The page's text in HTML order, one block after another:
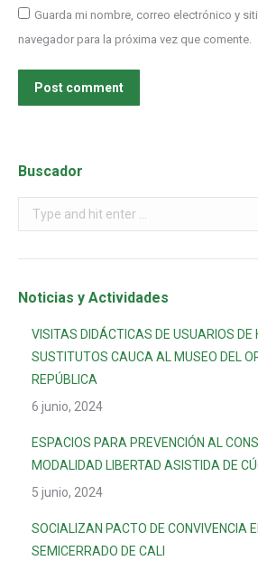
Guarda mi nombre, correo electrónico y
navegador para la próxima vez que comente.
Post comment
Buscador
Noticias y Actividades
VISITAS DIDÁCTICAS DE USUARIOS DE
SUSTITUTOS CAUCA AL MUSEO DEL
REPÚBLICA
6 junio, 2024
ESPACIOS PARA PREVENCIÓN AL
MODALIDAD LIBERTAD ASISTIDA DE
5 junio, 2024
SOCIALIZAN PACTO DE CONVIVENCIA
SEMICERRADO DE CALI